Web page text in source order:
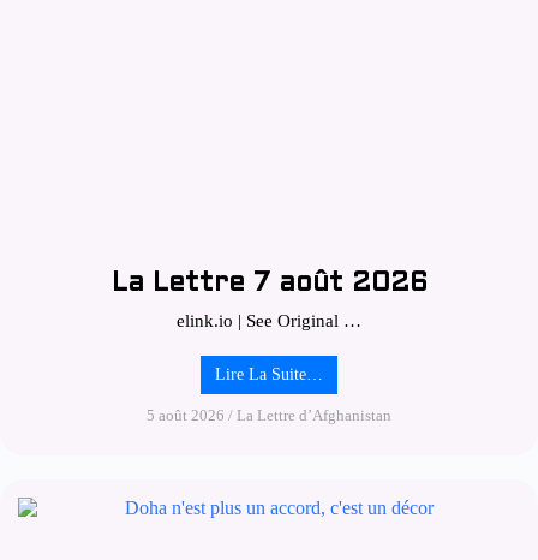
La Lettre 7 août 2026
elink.io | See Original …
Lire La Suite…
5 août 2026 / La Lettre d’Afghanistan